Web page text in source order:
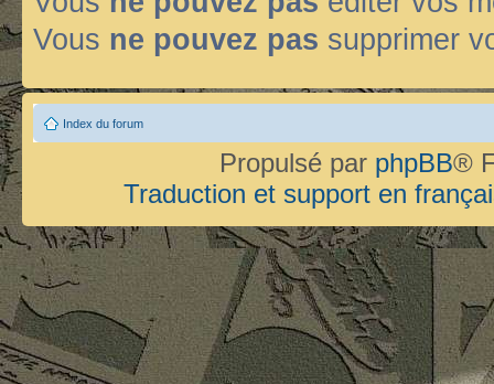
Vous ne pouvez pas supprimer
Index du forum
Propulsé par phpBB®
Traduction et support en